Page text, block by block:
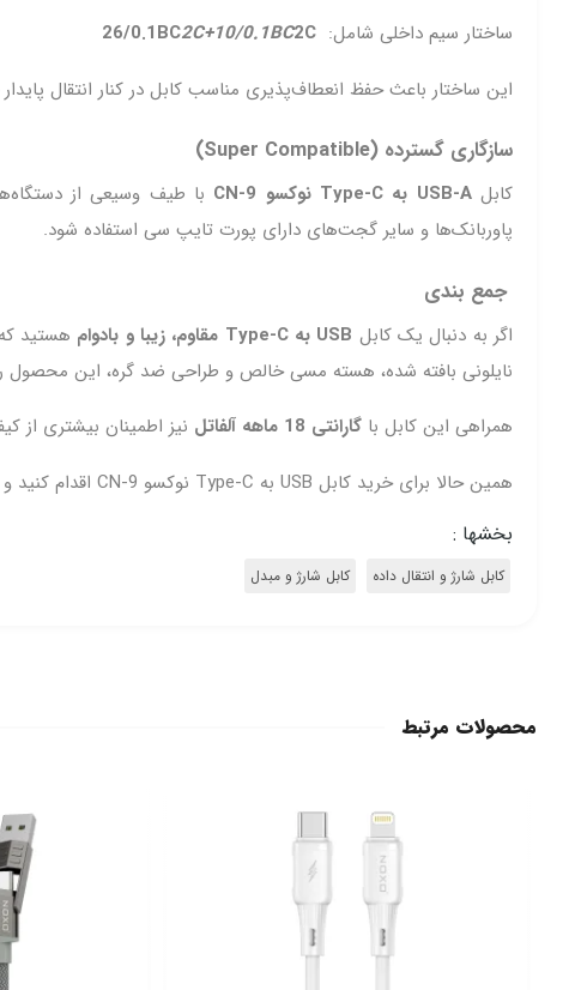
ساختار سیم داخلی شامل:
26/0.1BC2C+10/0.1BC2C
این ساختار باعث حفظ انعطاف‌پذیری مناسب کابل در کنار انتقال
سازگاری گسترده (Super Compatible)
کابلUSB-A به Type‑C نوکسو CN‑9
پاوربانک‌ها و سایر گجت‌های دارای پورت تایپ سی استفاده شود.
جمع‌ بندی
اگر به دنبال یک کابل USB به Type‑C مقاوم، زیبا و بادوام هستید که هم برای
نایلونی بافته شده، هسته مسی خالص و طراحی ضد گره، این محصول را
همراهی این کابل با گارانتی 18 ماهه آلفاتل
نیز اطمینان بیشتری
همین حالا برای خرید کابل USB به Type‑C نوکسو CN‑9 اقدام کنید و از دوام و عملکرد پایدار آن بهره‌مند شوید.
بخشها :
کابل شارژ و انتقال داده کابل شارژ و مبدل
محصولات مرتبط